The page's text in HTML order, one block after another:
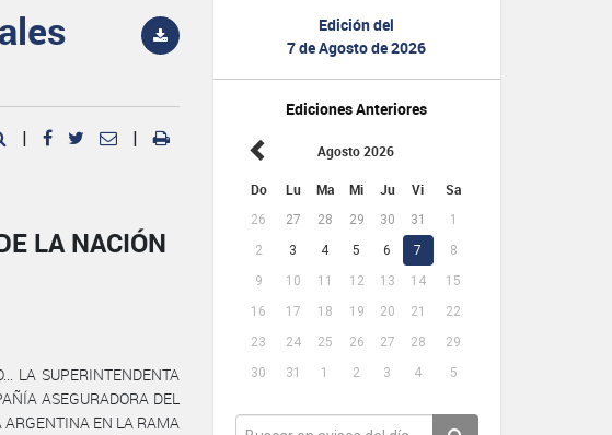
Edición del
7 de Agosto de 2026
Ediciones Anteriores
Agosto 2026
Do Lu Ma Mi Ju Vi Sa
26 27 28 29 30 31
1
2
3 4 5 6 7
8
9
10 11 12 13 14
15
16
17 18 19 20 21
22
23
24 25 26 27 28
29
30
31 1 2 3 4 5
| |
LA NACIÓN
LA SUPERINTENDENTA
ASEGURADORA DEL
ARGENTINA EN LA RAMA